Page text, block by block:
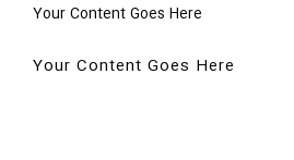
Your Content Goes Here
Your Content Goes Here